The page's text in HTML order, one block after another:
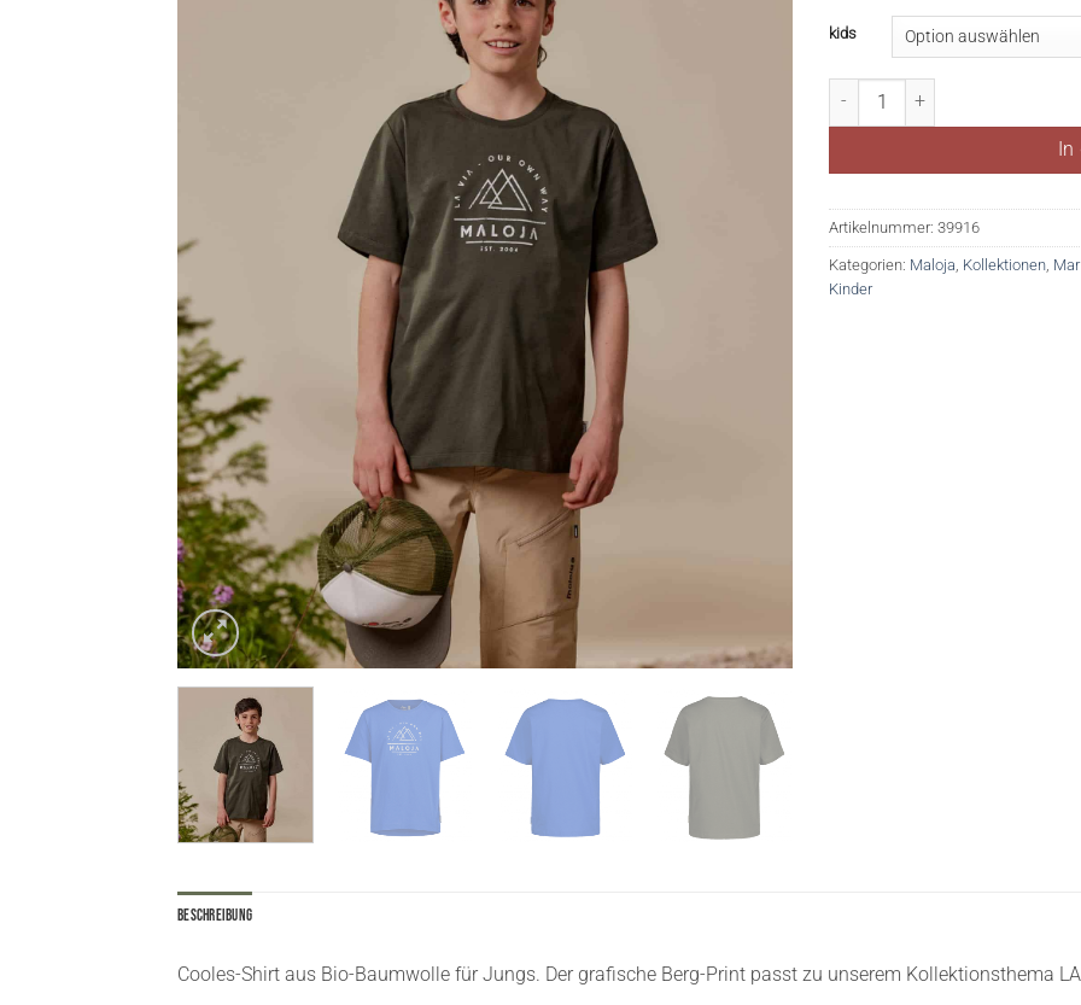
kids
TuriniB. (Kids) Menge
Artikelnummer: 39916
Kategorien: Maloja Kollektionen
Kinder
Beschreibung
Cooles-Shirt aus Bio-Baumwolle für Jungs. Der grafische Berg-Print passt zu unserem Kollektionsthema